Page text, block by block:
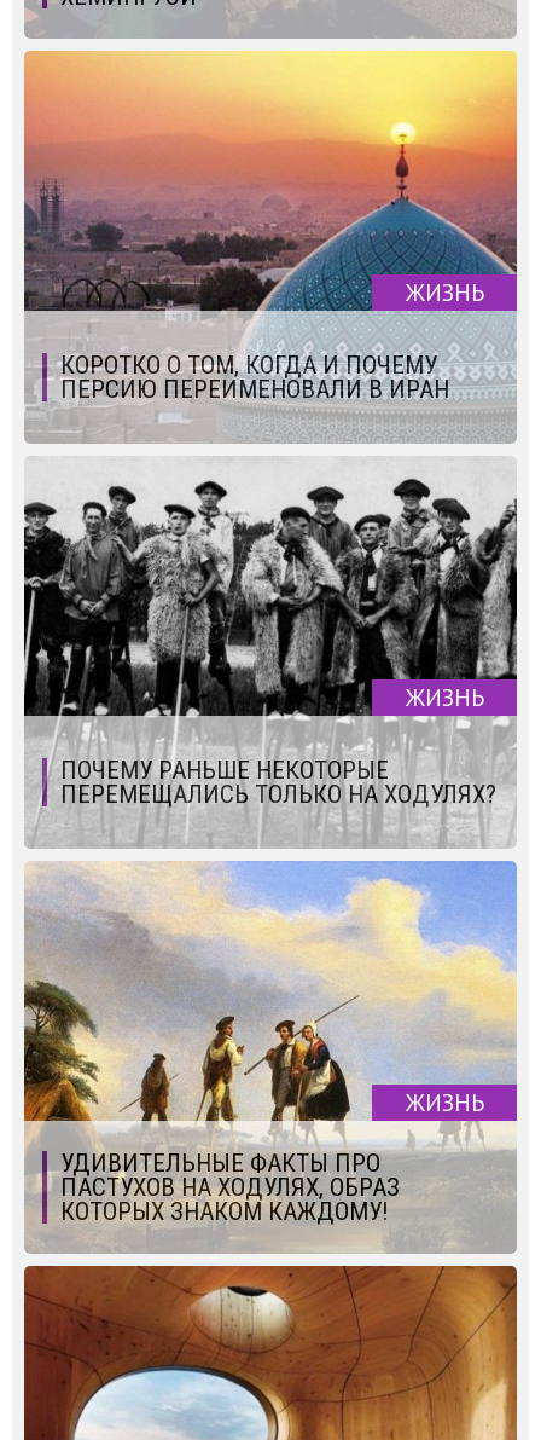
ЖИЗНЬ
КОРОТКО О ТОМ, КОГДА И ПОЧЕМУ
ПЕРСИЮ ПЕРЕИМЕНОВАЛИ В ИРАН
ЖИЗНЬ
ПОЧЕМУ РАНЬШЕ НЕКОТОРЫЕ
ПЕРЕМЕЩАЛИСЬ ТОЛЬКО НА ХОДУЛЯХ?
ЖИЗНЬ
УДИВИТЕЛЬНЫЕ ФАКТЫ ПРО
ПАСТУХОВ НА ХОДУЛЯХ, ОБРАЗ
КОТОРЫХ ЗНАКОМ КАЖДОМУ!